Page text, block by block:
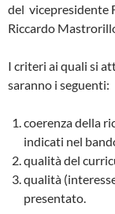
del vicepresidente
Riccardo
I criteri ai quali si
saranno i seguenti:
coerenza della
indicati nel
qualità del
qualità
presentato.